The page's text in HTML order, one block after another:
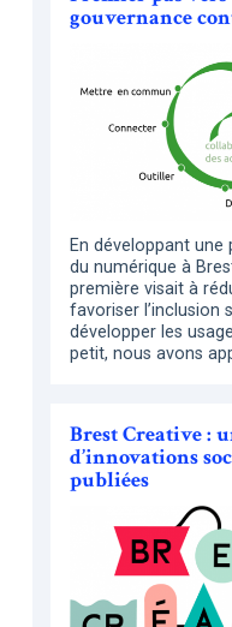
gouvernance
En développant une
du numérique à
première visait à
favoriser l’inclusion
développer les
petit, nous avons
Brest Creative :
d’innovations
publiées